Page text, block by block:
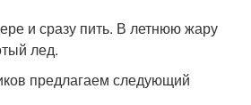
и сразу пить. В летнюю жару
лед.
предлагаем следующий